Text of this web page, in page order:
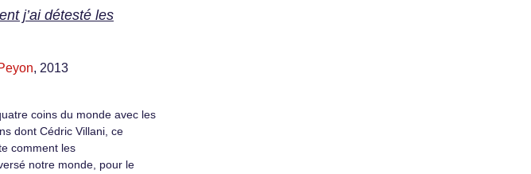
j’ai détesté les
, 2013
coins du monde avec les
dont Cédric Villani, ce
comment les
notre monde, pour le